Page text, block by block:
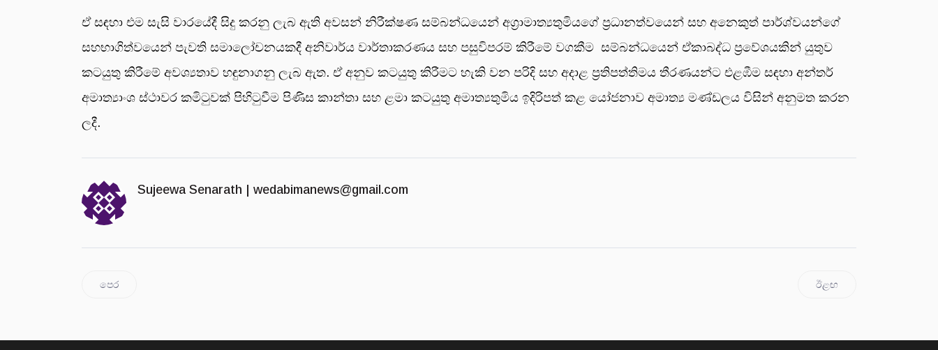
ඒ සඳහා එම සැසි වාරයේදී සිදු කරනු ලැබ ඇති අවසන් නිරීක්ෂණ සම්බන්ධයෙන් අග්‍රාමාත්‍යතුමියගේ ප්‍රධානත්වයෙන් සහ අනෙකුත් පාර්ශ්වයන්ගේ
සහභාගිත්වයෙන් පැවති සමාලෝචනයකදී අනිවාර්ය වාර්තාකරණය සහ පසුවිපරම් කිරීමේ වගකීම සම්බන්ධයෙන් ඒකාබද්ධ ප්‍රවේශයකින් යුතුව
කටයුතු කිරීමේ අවශ්‍යතාව හඳුනාගනු ලැබ ඇත. ඒ අනුව කටයුතු කිරීමට හැකි වන පරිදි සහ අදාළ ප්‍රතිපත්තිමය තීරණයන්ට එළඹීම සඳහා අන්තර්
අමාත්‍යාංශ ස්ථාවර කමිටුවක් පිහිටුවීම පිණිස කාන්තා සහ ළමා කටයුතු අමාත්‍යතුමිය ඉදිරිපත් කළ යෝජනාව අමාත්‍ය මණ්ඩලය විසින් අනුමත කරන
ලදී.
Sujeewa Senarath | wedabimanews@gmail.com
පෙර ඊළඟ